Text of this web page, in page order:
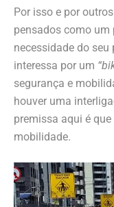
Por isso e por
pensados como um
necessidade do
interessa por um
segurança e
houver uma
premissa aqui é
mobilidade.